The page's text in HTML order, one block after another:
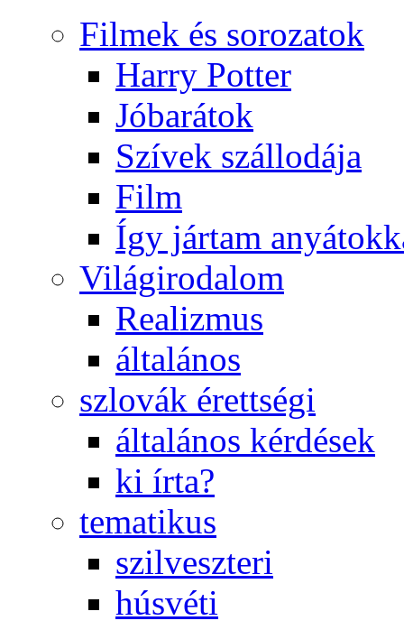
Filmek és sorozatok
Harry Potter
Jóbarátok
Szívek szállodája
Film
Így jártam
Világirodalom
Realizmus
általános
szlovák érettségi
általános kérdések
ki írta?
tematikus
szilveszteri
húsvéti